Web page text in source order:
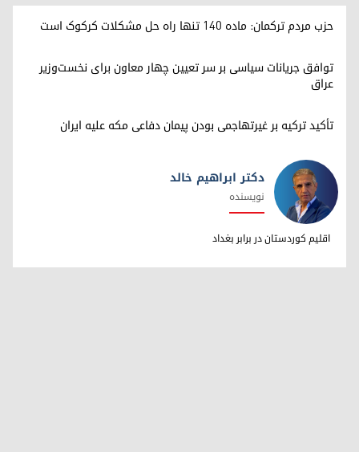
حزب مردم ترکمان: ماده ۱۴۰ تنها راه حل مشکلات کرکوک است
توافق جریانات سیاسی بر سر تعیین چهار معاون برای نخست‌وزیر
عراق
تأکید ترکیه بر غیرتهاجمی بودن پیمان دفاعی مکه علیه ایران
دکتر ابراهیم خالد
دکتر ابراهیم خالد
نویسنده
اقلیم کوردستان در برابر بغداد